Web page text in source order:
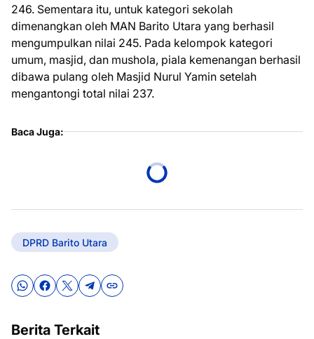
246. Sementara itu, untuk kategori sekolah
dimenangkan oleh MAN Barito Utara yang berhasil
mengumpulkan nilai 245. Pada kelompok kategori
umum, masjid, dan mushola, piala kemenangan berhasil
dibawa pulang oleh Masjid Nurul Yamin setelah
mengantongi total nilai 237.
Baca Juga:
DPRD Barito Utara
Berita Terkait